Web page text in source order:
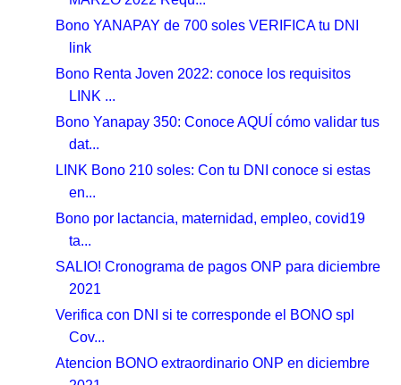
Bono YANAPAY de 700 soles VERIFICA tu DNI
link
Bono Renta Joven 2022: conoce los requisitos
LINK ...
Bono Yanapay 350: Conoce AQUÍ cómo validar tus
dat...
LINK Bono 210 soles: Con tu DNI conoce si estas
en...
Bono por lactancia, maternidad, empleo, covid19
ta...
SALIO! Cronograma de pagos ONP para diciembre
2021
Verifica con DNI si te corresponde el BONO spl
Cov...
Atencion BONO extraordinario ONP en diciembre